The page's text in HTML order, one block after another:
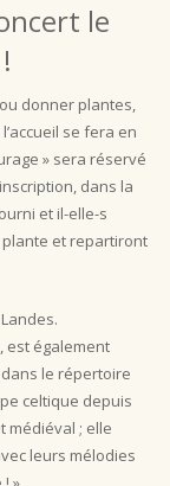
le
donner plantes,
se fera en
» sera réservé
dans la
et il-elle-s
et repartiront
est également
le répertoire
celtique depuis
médiéval ; elle
leurs mélodies